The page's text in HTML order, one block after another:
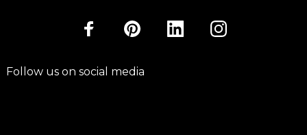
Follow us on social media